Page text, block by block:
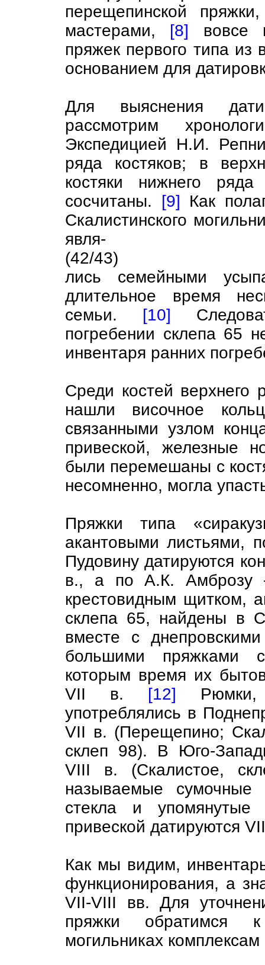
перещепинской пряжки,
мастерами, [8] вовсе
пряжек первого типа из
основанием для
Для выяснения
рассмотрим
Экспедицией Н.И.
ряда костяков; в
костяки нижнего
сосчитаны. [9] Как
Скалистинского
явля-
(42/43)
лись семейными
длительное время
семьи. [10]
погребении склепа 65
инвентаря ранних
Среди костей верхнего
нашли височное
связанными узлом
привеской, железные
были перемешаны с
несомненно, могла
Пряжки типа
акантовыми листьями,
Пудовину датируются
в., а по А.К.
крестовидным щитком,
склепа 65, найдены в
вместе с
большими пряжками
которым время их
VII в. [12] Рюмки,
употреблялись в
VII в. (Перещепино;
склеп 98). В Юго-
VIII в. (Скалистое,
называемые сумочные
стекла и
привеской датируются
Как мы видим,
функционирования, а
VII-VIII вв. Для
пряжки обратимся
могильниках